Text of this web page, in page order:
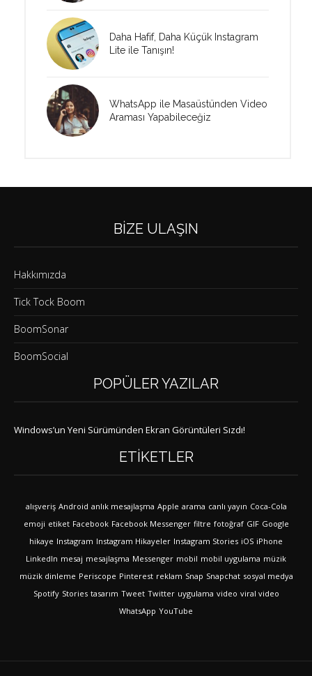
Daha Hafif, Daha Küçük Instagram
Lite ile Tanışın!
WhatsApp ile Masaüstünden Video
Araması Yapabileceğiz
BIZE ULAŞIN
Hakkımızda
Tick Tock Boom
BoomSonar
BoomSocial
POPÜLER YAZILAR
Windows’un Yeni Sürümünden Ekran Görüntüleri Sızdı!
ETIKETLER
alışveriş Android anlık mesajlaşma Apple arama canlı yayın Coca-Cola
emoji etiket Facebook Facebook Messenger filtre fotoğraf GIF Google
hikaye Instagram Instagram Hikayeler Instagram Stories iOS iPhone
LinkedIn mesaj mesajlaşma Messenger mobil mobil uygulama müzik
müzik dinleme Periscope Pinterest reklam Snap Snapchat sosyal medya
Spotify Stories tasarım Tweet Twitter uygulama video viral video
WhatsApp YouTube